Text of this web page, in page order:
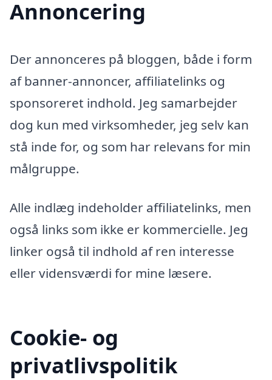
Annoncering
Der annonceres på bloggen, både i form
af banner-annoncer, affiliatelinks og
sponsoreret indhold. Jeg samarbejder
dog kun med virksomheder, jeg selv kan
stå inde for, og som har relevans for min
målgruppe.
Alle indlæg indeholder affiliatelinks, men
også links som ikke er kommercielle. Jeg
linker også til indhold af ren interesse
eller vidensværdi for mine læsere.
Cookie- og
privatlivspolitik